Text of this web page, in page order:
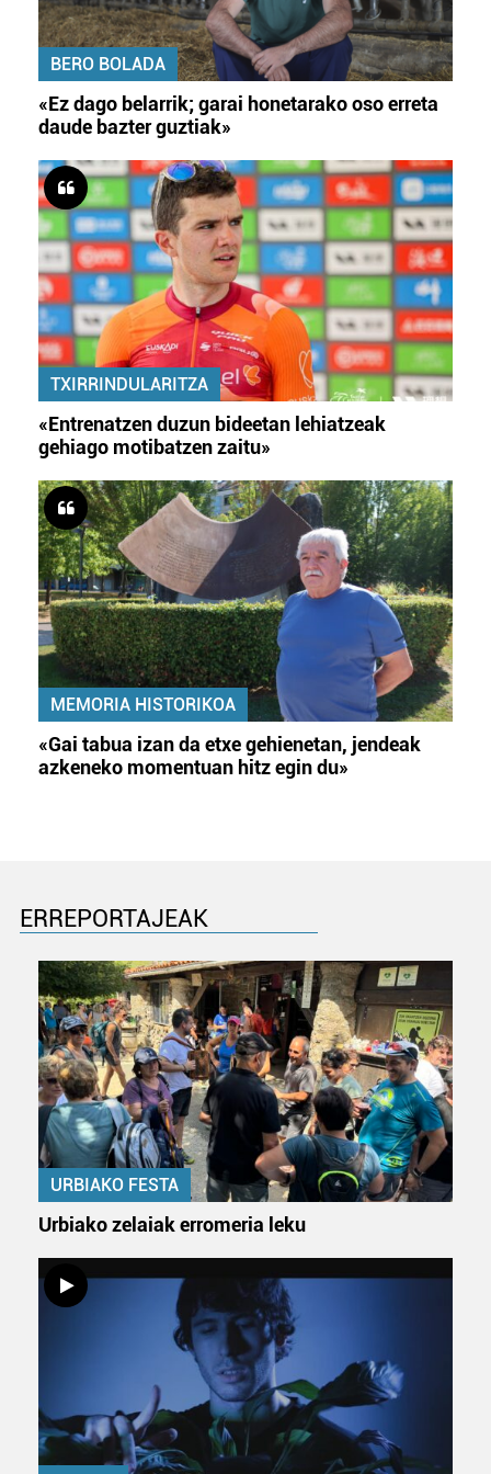
BERO BOLADA
«Ez dago belarrik; garai honetarako oso erreta
daude bazter guztiak»
TXIRRINDULARITZA
«Entrenatzen duzun bideetan lehiatzeak
gehiago motibatzen zaitu»
MEMORIA HISTORIKOA
«Gai tabua izan da etxe gehienetan, jendeak
azkeneko momentuan hitz egin du»
ERREPORTAJEAK
URBIAKO FESTA
Urbiako zelaiak erromeria leku